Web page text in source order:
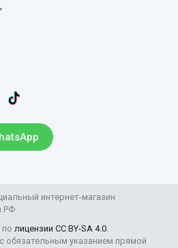
(Постановление Правительства
интернет-магазин
РФ
лицензии CC BY-SA 4.0.
обязательным указанием прямой